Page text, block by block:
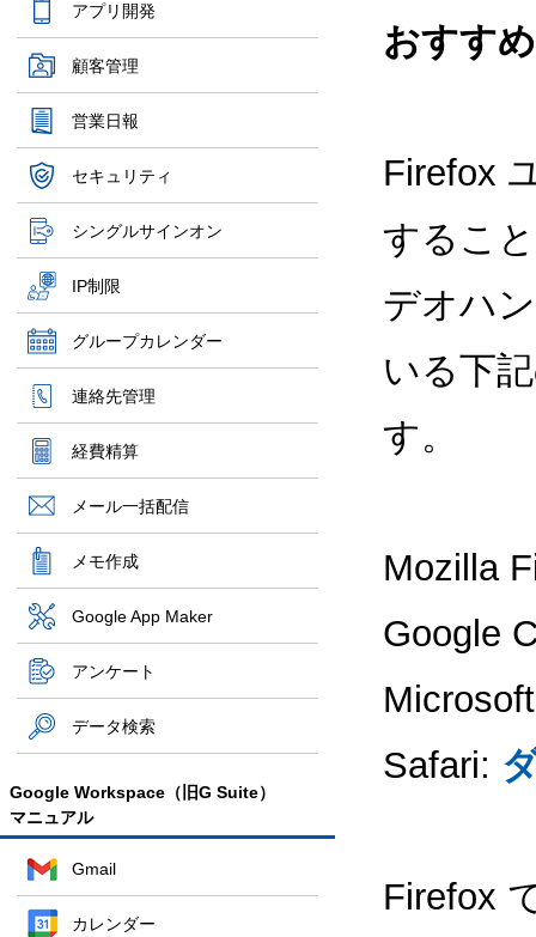
アプリ開発
顧客管理
営業日報
セキュリティ
シングルサインオン
IP制限
グループカレンダー
連絡先管理
経費精算
メール一括配信
メモ作成
Google App Maker
アンケート
データ検索
Google Workspace（旧G Suite）
マニュアル
Gmail
カレンダー
おすす
Firefox
するこ
デオハ
いる下
す。
Mozilla
Google
Safari:
Firefox